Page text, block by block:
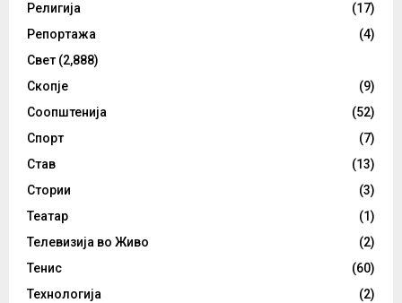
Религија
(17)
Репортажа
(4)
Свет (2,888)
Скопје
(9)
Соопштенија
(52)
Спорт
(7)
Став
(13)
Стории
(3)
Театар
(1)
Телевизија во Живо
(2)
Тенис
(60)
Технологија
(2)